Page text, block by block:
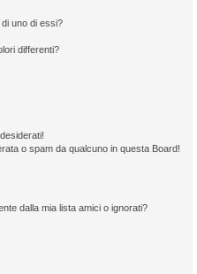
uno di essi?
differenti?
o spam da qualcuno in questa Board!
dalla mia lista amici o ignorati?